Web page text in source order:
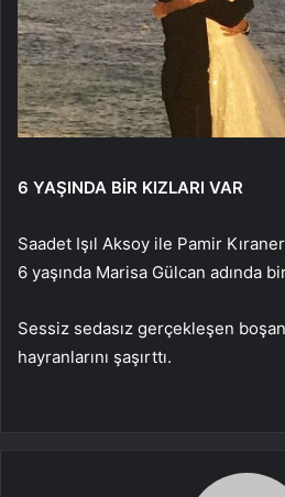
6 YAŞINDA BİR KIZLARI VAR
Saadet Işıl Aksoy ile Pamir
6 yaşında Marisa Gülcan adında
Sessiz sedasız gerçekleşen
hayranlarını şaşırttı.